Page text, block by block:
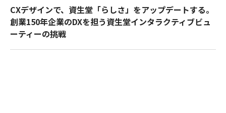
CXデザインで、資生堂「らしさ」をアップデートする。
創業150年企業のDXを担う資生堂インタラクティブビュ
ーティーの挑戦